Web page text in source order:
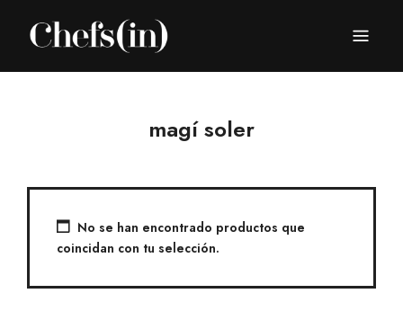
CHEFS(IN)
magí soler
No se han encontrado productos que
coincidan con tu selección.